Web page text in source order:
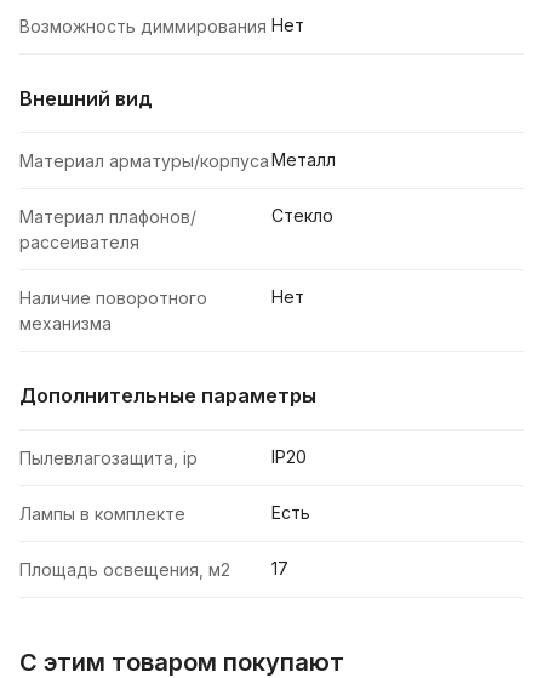
Возможность диммирования Нет
Внешний вид
Материал арматуры/корпусаМеталл
Материал плафонов/
рассеивателя
Стекло
Наличие поворотного
механизма
Нет
Дополнительные параметры
Пылевлагозащита, ip IP20
Лампы в комплекте Есть
Площадь освещения, м2 17
С этим товаром покупают